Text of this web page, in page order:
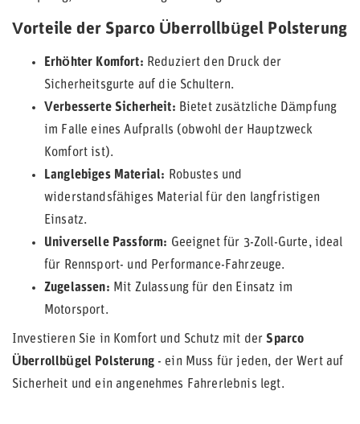
Vorteile der Sparco Überrollbügel Polsterung
Erhöhter Komfort: Reduziert den Druck der
Sicherheitsgurte auf die Schultern.
Verbesserte Sicherheit: Bietet zusätzliche Dämpfung
im Falle eines Aufpralls (obwohl der Hauptzweck
Komfort ist).
Langlebiges Material: Robustes und
widerstandsfähiges Material für den langfristigen
Einsatz.
Universelle Passform: Geeignet für 3-Zoll-Gurte, ideal
für Rennsport- und Performance-Fahrzeuge.
Zugelassen: Mit Zulassung für den Einsatz im
Motorsport.
Investieren Sie in Komfort und Schutz mit derSparco
Überrollbügel Polsterung- ein Muss für jeden, der Wert auf
Sicherheit und ein angenehmes Fahrerlebnis legt.